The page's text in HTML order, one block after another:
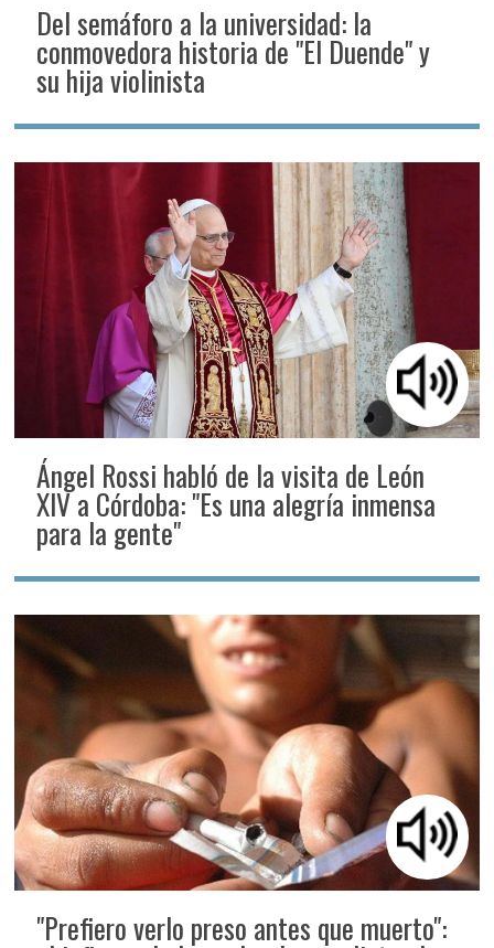
Del semáforo a la universidad: la
conmovedora historia de "El Duende" y
su hija violinista
Ángel Rossi habló de la visita de León
XIV a Córdoba: "Es una alegría inmensa
para la gente"
"Prefiero verlo preso antes que muerto":